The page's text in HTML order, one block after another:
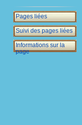
Pages liées
Suivi des pages liées
Informations sur la
page